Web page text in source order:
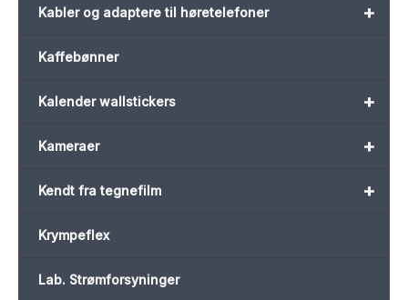
+
Kabler og adaptere til høretelefoner
Kaffebønner
+
Kalender wallstickers
+
Kameraer
+
Kendt fra tegnefilm
Krympeflex
Lab. Strømforsyninger